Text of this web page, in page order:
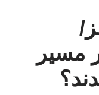
مسیر